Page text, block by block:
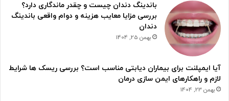
باندینگ دندان چیست و چقدر ماندگاری دارد؟
بررسی مزایا معایب هزینه و دوام واقعی باندینگ
دندان
بهمن 25, 1404
آیا ایمپلنت برای بیماران دیابتی مناسب است؟ بررسی ریسک ها شرایط
لازم و راهکارهای ایمن سازی درمان
بهمن 23, 1404